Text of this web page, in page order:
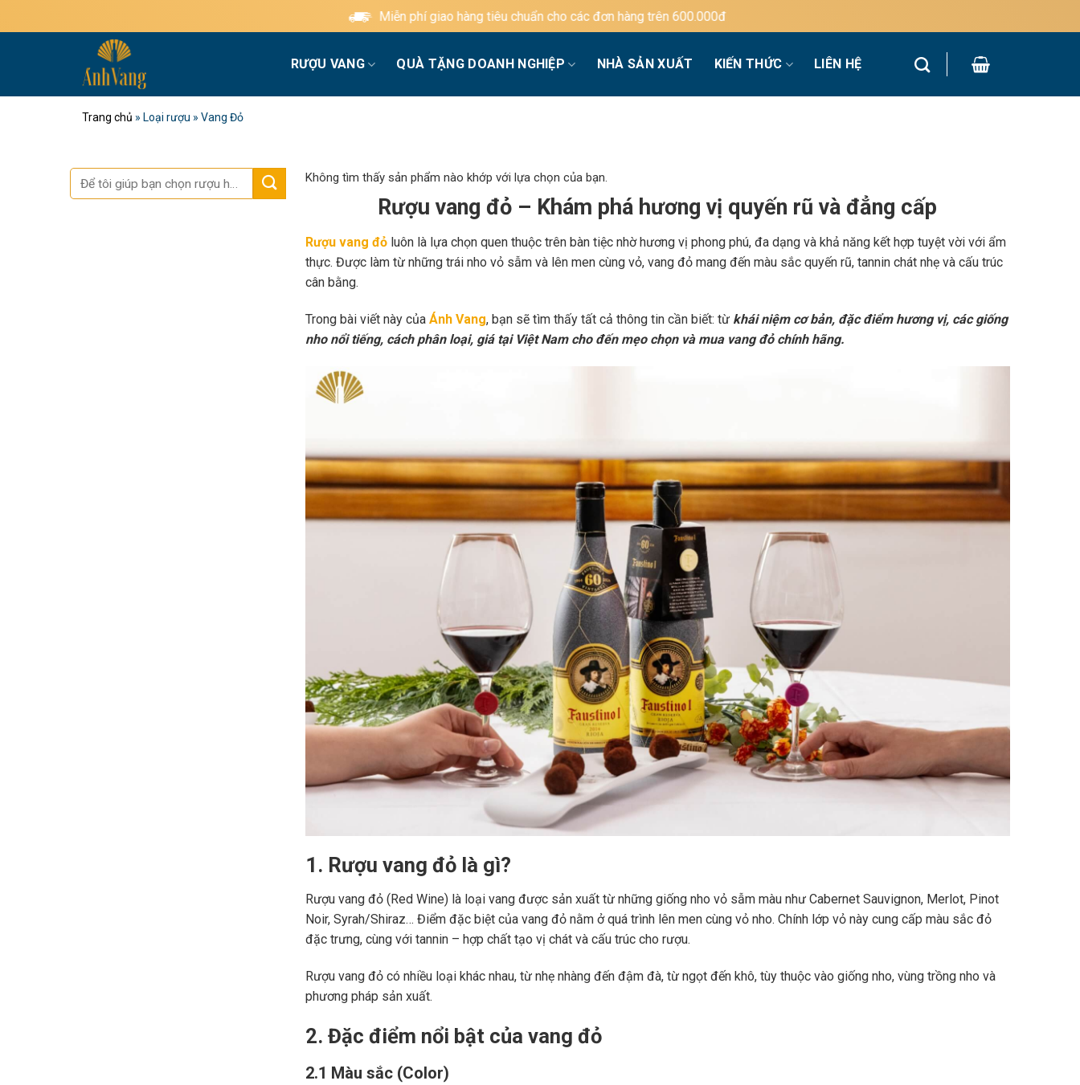
qua
Miễn phí giao hàng tiêu chuẩn cho các đơn hàng trên 600.000đ
RƯỢU VANG QUÀ TẶNG DOANH NGHIỆP NHÀ SẢN XUẤT KIẾN THỨC LIÊN HỆ
Trang chủ » Loại rượu » Vang Đỏ
Tìm
kiếm:
Không tìm thấy sản phẩm nào khớp với lựa chọn của bạn.
Rượu vang đỏ – Khám phá hương vị quyến rũ và đẳng cấp
Rượu vang đỏluôn là lựa chọn quen thuộc trên bàn tiệc nhờ hương vị phong phú, đa dạng và khả năng kết hợp tuyệt vời với ẩm
thực. Được làm từ những trái nho vỏ sẫm và lên men cùng vỏ, vang đỏ mang đến màu sắc quyến rũ, tannin chát nhẹ và cấu trúc
cân bằng.
Trong bài viết này của Ánh Vang, bạn sẽ tìm thấy tất cả thông tin cần biết: từ khái niệm cơ bản, đặc điểm hương vị, các giống
nho nổi tiếng, cách phân loại, giá tại Việt Nam cho đến mẹo chọn và mua vang đỏ chính hãng.
1. Rượu vang đỏ là gì?
Rượu vang đỏ (Red Wine) là loại vang được sản xuất từ những giống nho vỏ sẫm màu như Cabernet Sauvignon, Merlot, Pinot
Noir, Syrah/Shiraz… Điểm đặc biệt của vang đỏ nằm ở quá trình lên men cùng vỏ nho. Chính lớp vỏ này cung cấp màu sắc đỏ
đặc trưng, cùng với tannin – hợp chất tạo vị chát và cấu trúc cho rượu.
Rượu vang đỏ có nhiều loại khác nhau, từ nhẹ nhàng đến đậm đà, từ ngọt đến khô, tùy thuộc vào giống nho, vùng trồng nho và
phương pháp sản xuất.
2. Đặc điểm nổi bật của vang đỏ
2.1 Màu sắc (Color)